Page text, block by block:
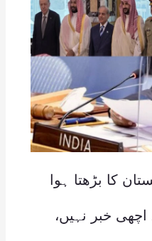
کا بڑھتا ہوا
اچھی خبر نہیں،